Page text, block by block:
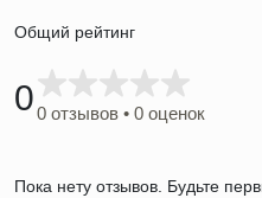
Общий рейтинг
00 отзывов • 0 оценок
Пока нету отзывов. Будьте